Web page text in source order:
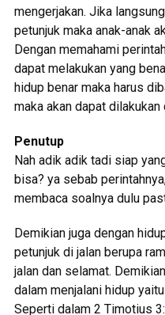
mengerjakan. Jika
petunjuk maka anak-anak
Dengan memahami
dapat melakukan yang
hidup benar maka harus
maka akan dapat dilakukan
Penutup
Nah adik adik tadi siap
bisa? ya sebab
membaca soalnya dulu
Demikian juga dengan
petunjuk di jalan berupa
jalan dan selamat.
dalam menjalani hidup
Seperti dalam 2 Timotius